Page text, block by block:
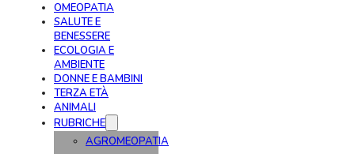
OMEOPATIA
SALUTE E
BENESSERE
ECOLOGIA E
AMBIENTE
DONNE E BAMBINI
TERZA ETÀ
ANIMALI
RUBRICHE
AGROMEOPATIA